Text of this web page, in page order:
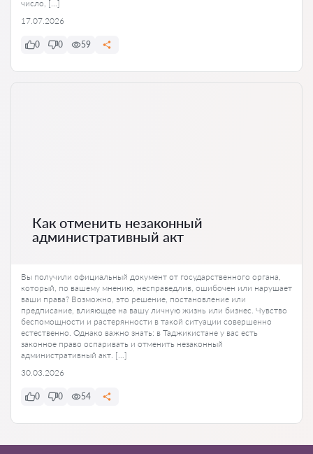
число, […]
17.07.2026
0 0 59
Как отменить незаконный
административный акт
Вы получили официальный документ от государственного органа,
который, по вашему мнению, несправедлив, ошибочен или нарушает
ваши права? Возможно, это решение, постановление или
предписание, влияющее на вашу личную жизнь или бизнес. Чувство
беспомощности и растерянности в такой ситуации совершенно
естественно. Однако важно знать: в Таджикистане у вас есть
законное право оспаривать и отменить незаконный
административный акт. […]
30.03.2026
0 0 54